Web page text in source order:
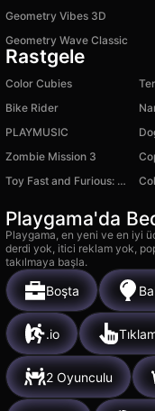
Geometry Vibes 3D
Geometry Wave Classic
Rastgele
Color Cubies
Bike Rider
PLAYMUSIC
Zombie Mission 3
Toy Fast and Furious: Room Racing
Playgama'da
Playgama, en yeni ve en iyi
derdi yok, itici reklam yok,
takılmaya başla.
Boşta
.io
2 Oyunculu